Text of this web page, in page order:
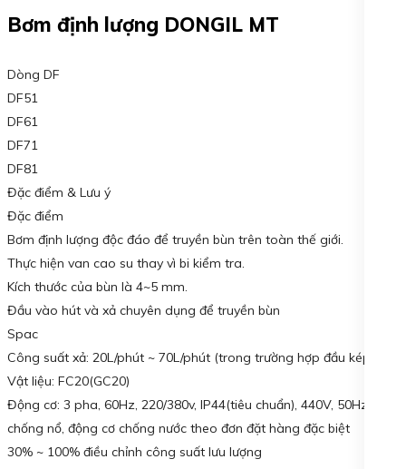
Bơm định lượng DONGIL MT
Dòng DF
DF51
DF61
DF71
DF81
Đặc điểm & Lưu ý
Đặc điểm
Bơm định lượng độc đáo để truyền bùn trên toàn thế giới.
Thực hiện van cao su thay vì bi kiểm tra.
Kích thước của bùn là 4~5 mm.
Đầu vào hút và xả chuyên dụng để truyền bùn
Spac
Công suất xả: 20L/phút ~ 70L/phút (trong trường hợp đầu kép)
Vật liệu: FC20(GC20)
Động cơ: 3 pha, 60Hz, 220/380v, IP44(tiêu chuẩn), 440V, 50Hz,
chống nổ, động cơ chống nước theo đơn đặt hàng đặc biệt
30% ~ 100% điều chỉnh công suất lưu lượng